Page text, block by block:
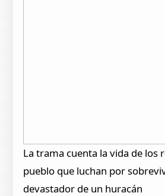
La trama cuenta la vida de los
pueblo que luchan por
devastador de un huracán